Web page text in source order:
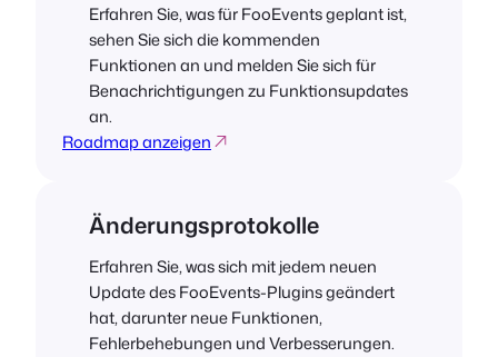
Erfahren Sie, was für FooEvents geplant ist,
sehen Sie sich die kommenden
Funktionen an und melden Sie sich für
Benachrichtigungen zu Funktionsupdates
an.
Roadmap anzeigen
Änderungsprotokolle
Erfahren Sie, was sich mit jedem neuen
Update des FooEvents-Plugins geändert
hat, darunter neue Funktionen,
Fehlerbehebungen und Verbesserungen.